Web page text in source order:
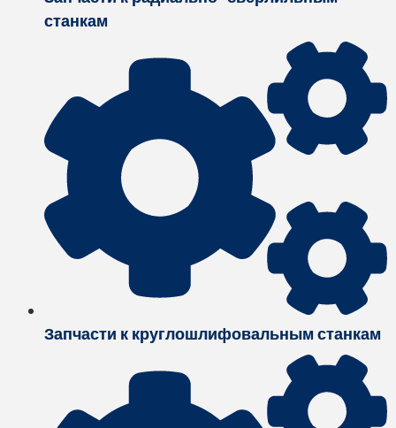
станкам
Запчасти к круглошлифовальным станкам